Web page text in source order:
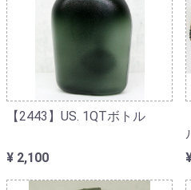
【2443】US. 1QTボトル
¥ 2,100